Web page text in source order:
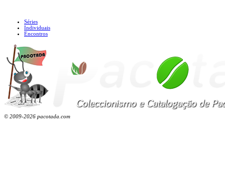
Séries
Individuais
Encontros
© 2009-2026 pacotada.com